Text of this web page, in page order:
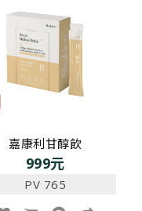
嘉康利甘醇飲
999元
PV 765